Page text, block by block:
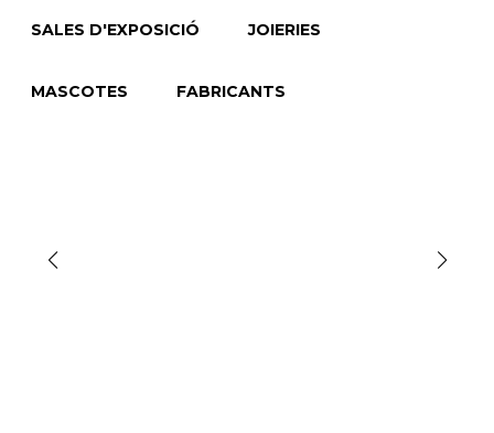
SALES D'EXPOSICIÓ JOIERIES
MASCOTES FABRICANTS